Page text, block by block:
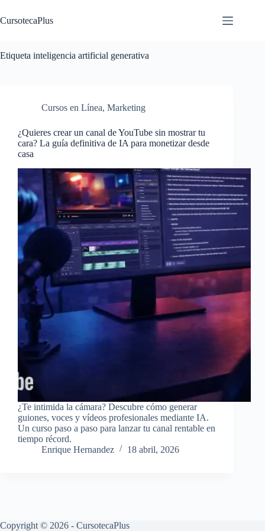
al
contenido
CursotecaPlus
Etiqueta inteligencia artificial generativa
Cursos en Línea, Marketing
¿Quieres crear un canal de YouTube sin mostrar tu
cara? La guía definitiva de IA para monetizar desde
casa
¿Te intimida la cámara? Descubre cómo generar
guiones, voces y vídeos profesionales mediante IA.
Un curso paso a paso para lanzar tu canal rentable en
tiempo récord.
Enrique Hernandez
18 abril, 2026
Copyright © 2026 - CursotecaPlus